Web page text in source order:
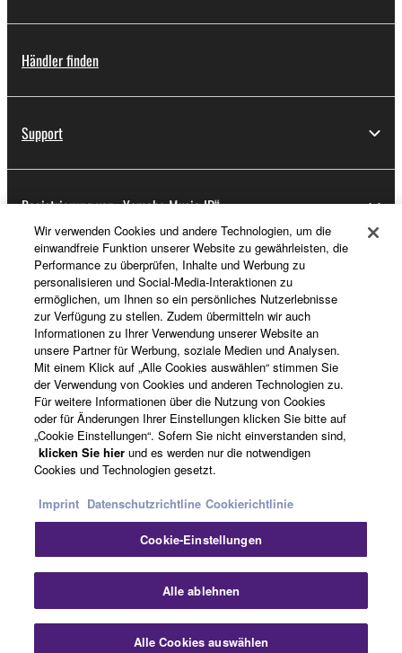
Händler finden
Support
Registrierung von „Yamaha Music ID“
Über Yamaha
Deutschland - German
Business
KontaktNutzungsbedingungenDatenschutzerklärung
CookierichtlinieImpressum
© Yamaha Corporation.
Wir verwenden Cookies und andere Technologien, um die
einwandfreie Funktion unserer Website zu gewährleisten, die
Performance zu überprüfen, Inhalte und Werbung zu
personalisieren und Social-Media-Interaktionen zu
ermöglichen, um Ihnen so ein persönliches Nutzerlebnisse
zur Verfügung zu stellen. Zudem übermitteln wir auch
Informationen zu Ihrer Verwendung unserer Website an
unsere Partner für Werbung, soziale Medien und Analysen.
Mit einem Klick auf „Alle Cookies auswählen“ stimmen Sie
der Verwendung von Cookies und anderen Technologien zu.
Für weitere Informationen über die Nutzung von Cookies
oder für Änderungen Ihrer Einstellungen klicken Sie bitte auf
„Cookie Einstellungen“. Sofern Sie nicht einverstanden sind,
klicken Sie hier und es werden nur die notwendigen
Cookies und Technologien gesetzt.
Imprint Datenschutzrichtline Cookierichtlinie
Cookie-Einstellungen
Alle ablehnen
Alle Cookies auswählen